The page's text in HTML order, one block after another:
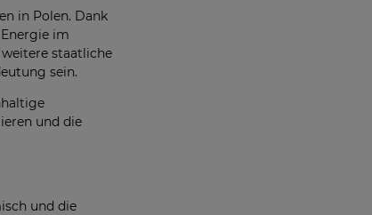
in Polen. Dank
im
staatliche
sein.
und die
und die